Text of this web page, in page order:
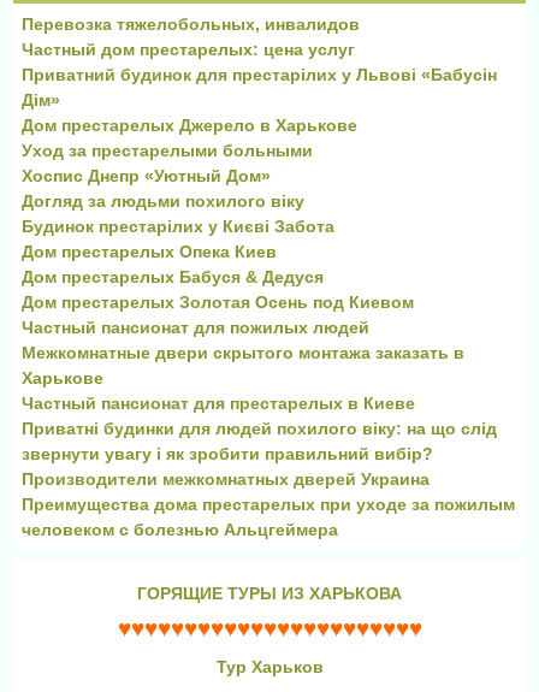
Перевозка тяжелобольных, инвалидов
Частный дом престарелых: цена услуг
Приватний будинок для престарілих у Львові «Бабусін
Дім»
Дом престарелых Джерело в Харькове
Уход за престарелыми больными
Хоспис Днепр «Уютный Дом»
Догляд за людьми похилого віку
Будинок престарілих у Києві Забота
Дом престарелых Опека Киев
Дом престарелых Бабуся & Дедуся
Дом престарелых Золотая Осень под Киевом
Частный пансионат для пожилых людей
Межкомнатные двери скрытого монтажа заказать в
Харькове
Частный пансионат для престарелых в Киеве
Приватні будинки для людей похилого віку: на що слід
звернути увагу і як зробити правильний вибір?
Производители межкомнатных дверей Украина
Преимущества дома престарелых при уходе за пожилым
человеком с болезнью Альцгеймера
ГОРЯЩИЕ ТУРЫ ИЗ ХАРЬКОВА
♥♥♥♥♥♥♥♥♥♥♥♥♥♥♥♥♥♥♥♥♥♥♥
Тур Харьков